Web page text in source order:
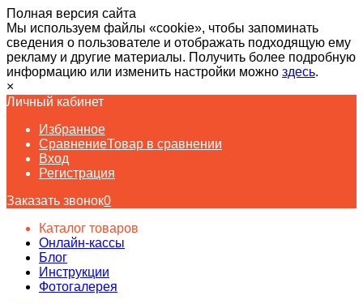
Полная версия сайта
Мы используем файлы «cookie», чтобы запоминать
сведения о пользователе и отображать подходящую ему
рекламу и другие материалы. Получить более подробную
информацию или изменить настройки можно здесь.
×
Личный кабинет
Избранное
СравнениеТовар в сравнении
Вход
Регистрация
Заказать звонок0
Каталог товаров
Онлайн-кассы
Блог
Инструкции
Фотогалерея